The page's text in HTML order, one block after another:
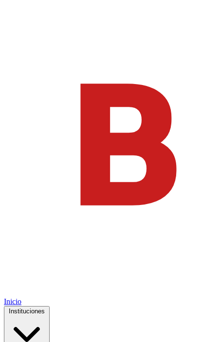
Inicio
Instituciones